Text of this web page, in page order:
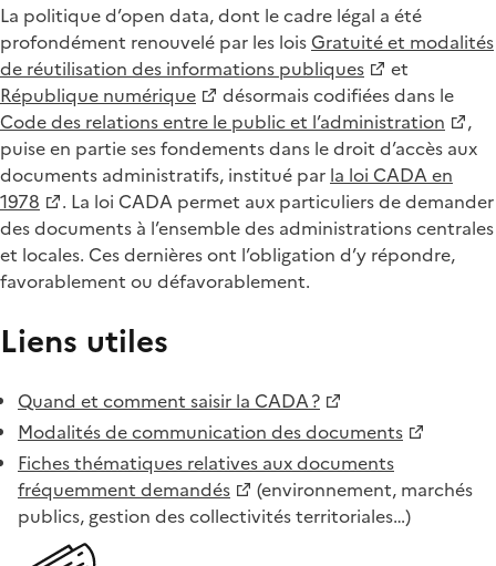
La politique d’open data, dont le cadre légal a été
profondément renouvelé par les loisGratuité et modalités
de réutilisation des informations publiques
et
République numérique
désormais codifiées dans le
Code des relations entre le public et l’administration
,
puise en partie ses fondements dans le droit d’accès aux
documents administratifs, institué par la loi CADA en
1978
. La loi CADA permet aux particuliers de demander
des documents à l’ensemble des administrations centrales
et locales. Ces dernières ont l’obligation d’y répondre,
favorablement ou défavorablement.
Liens utiles
Quand et comment saisir la CADA ?
Modalités de communication des documents
Fiches thématiques relatives aux documents
fréquemment demandés
(environnement, marchés
publics, gestion des collectivités territoriales…)